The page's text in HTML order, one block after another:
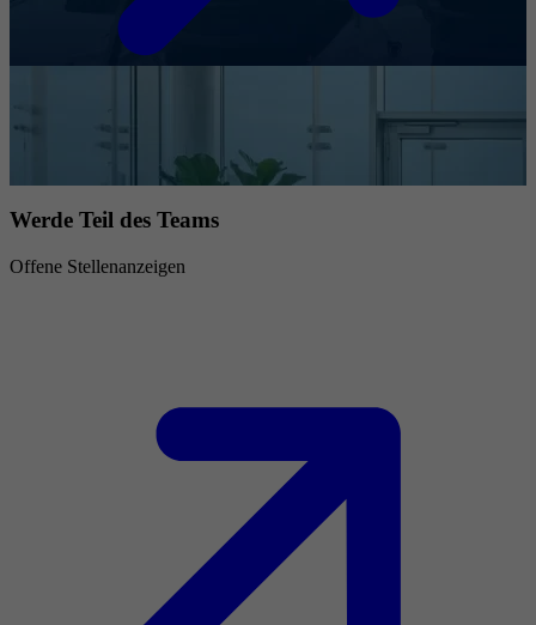
Werde Teil des Teams
Offene Stellenanzeigen